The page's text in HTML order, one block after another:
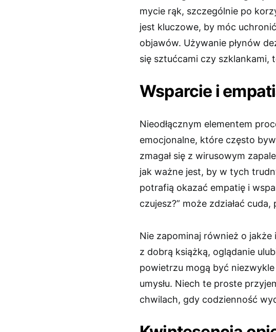
mycie rąk, szczególnie po
jest kluczowe, by móc
objawów. Używanie płynów
się sztućcami czy szklankami,
Wsparcie i
Nieodłącznym elementem
emocjonalne, które często
zmagał się z wirusowym
jak ważne jest, by w tych
potrafią okazać empatię i
czujesz?” może zdziałać
Nie zapominaj również o
z dobrą książką, oglądanie
powietrzu mogą być
umysłu. Niech te proste
chwilach, gdy codzienność